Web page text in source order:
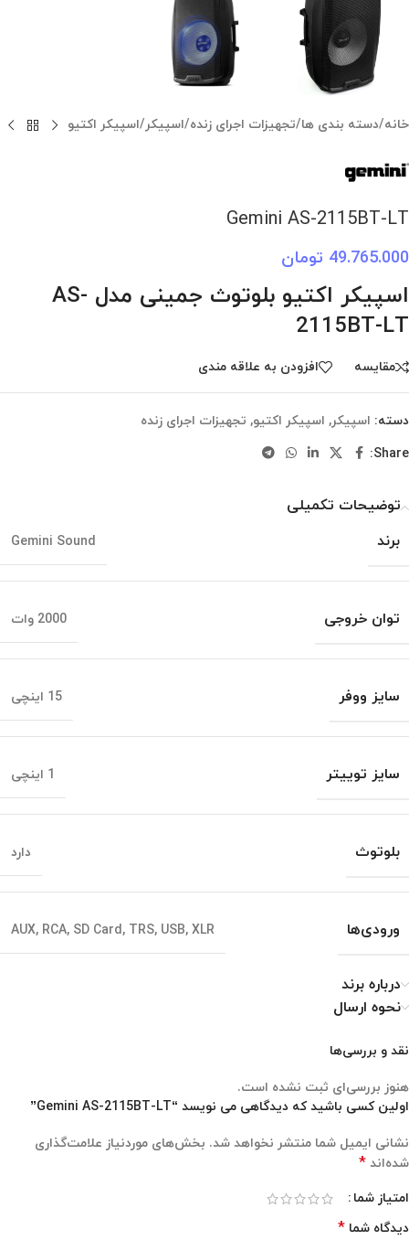
خانه/دسته بندی ها/تجهیزات اجرای زنده/اسپیکر/اسپیکر اکتیو
Gemini AS-2115BT-LT
49.765.000 تومان
اسپیکر اکتیو بلوتوث جمینی مدل AS-
2115BT-LT
مقایسه افزودن به علاقه مندی
دسته: اسپیکر, اسپیکر اکتیو, تجهیزات اجرای زنده
Share:
توضیحات تکمیلی
برند
Gemini Sound
توان خروجی 2000 وات
سایز ووفر 15 اینچی
سایز توییتر 1 اینچی
بلوتوث دارد
ورودی‌ها AUX, RCA, SD Card, TRS, USB, XLR
درباره برند
نحوه ارسال
نقد و بررسی‌ها
هنوز بررسی‌ای ثبت نشده است.
اولین کسی باشید که دیدگاهی می نویسد “Gemini AS-2115BT-LT”
نشانی ایمیل شما منتشر نخواهد شد. بخش‌های موردنیاز علامت‌گذاری
شده‌اند *
امتیاز شما
دیدگاه شما *